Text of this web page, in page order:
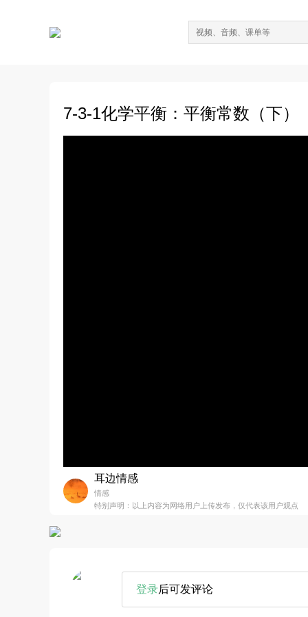
7-3-1化学平衡：平衡常数（下）
耳边情感
情感
特别声明：以上内容为网络用户上传发布，仅代表该用户观点
登录后可发评论